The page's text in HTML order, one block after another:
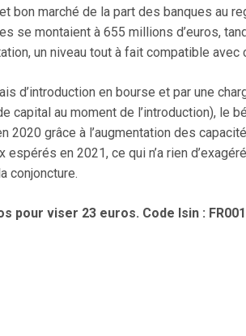
bon marché de la part des banques au
se montaient à 655 millions d’euros,
un niveau tout à fait compatible avec
d’introduction en bourse et par une
capital au moment de l’introduction),
2020 grâce à l’augmentation des
en 2021, ce qui n’a rien
conjoncture.
pour viser 23 euros. Code Isin :